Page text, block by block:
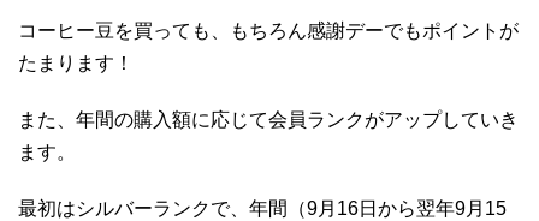
コーヒー豆を買っても、もちろん感謝デーでもポイントが
たまります！
また、年間の購入額に応じて会員ランクがアップしていき
ます。
最初はシルバーランクで、年間（9月16日から翌年9月15